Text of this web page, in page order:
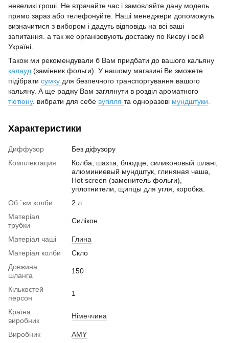
невеликі гроші. Не втрачайте час і замовляйте дану модель
прямо зараз або телефонуйте. Наші менеджери допоможуть
визначитися з вибором і дадуть відповідь на всі ваші
запитання. а так же організовують доставку по Києву і всій
Україні.
Також ми рекомендували б Вам придбати до вашого кальяну
калауд (замінник фольги). У нашому магазині Ви зможете
підібрати сумку для безпечного транспортування вашого
кальяну. А ще раджу Вам заглянути в розділ ароматного
тютюну. вибрати для себе вугілля та одноразові мундштуки
Характеристики
Диффузор
Без діфузору
Комплектация
Колба, шахта, блюдце, силиконовый шланг,
алюминиевый мундштук, глиняная чаша,
Hot screen (заменитель фольги),
уплотнители, щипцы для угля, коробка.
Об `єм колби
2 л
Матеріал
трубки
Силікон
Матеріал чаші
Глина
Матеріал колби
Скло
Довжина
шланга
150
Кількостей
персон
1
Країна
виробник
Німеччина
Виробник
AMY